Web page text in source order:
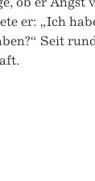
er: „Ich
Seit